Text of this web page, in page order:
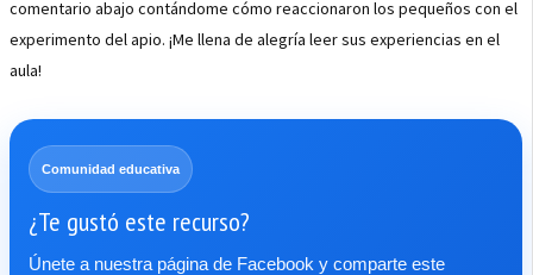
comentario abajo contándome cómo reaccionaron los pequeños con el
experimento del apio. ¡Me llena de alegría leer sus experiencias en el
aula!
Comunidad educativa
¿Te gustó este recurso?
Únete a nuestra página de Facebook y comparte este